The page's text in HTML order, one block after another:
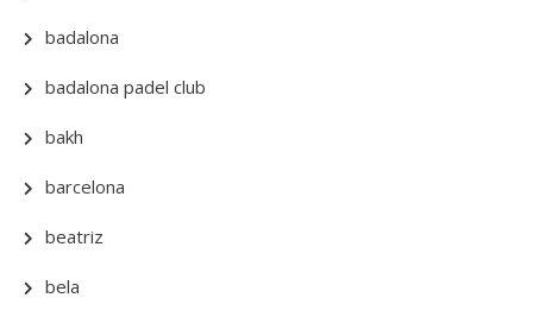
badalona
badalona padel club
bakh
barcelona
beatriz
bela